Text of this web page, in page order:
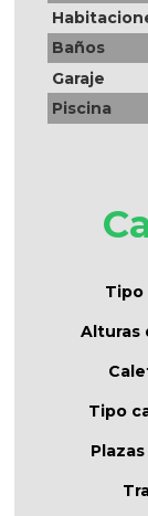
Baños
Garaje
Piscina
Tipo
Alturas
Tipo